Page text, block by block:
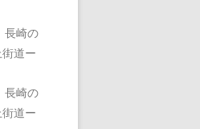
崎の
道ー
崎の
道ー